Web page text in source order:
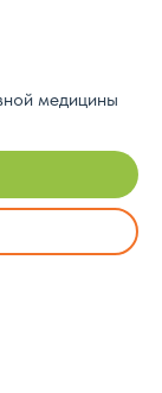
медицины